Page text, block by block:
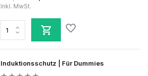
Inkl. MwSt.
Induktionsschutz | Für Dummies